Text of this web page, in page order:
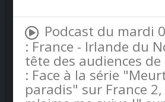
Podcast du mardi
: France - Irlande du
tête des audiences
: Face à la série
paradis" sur France